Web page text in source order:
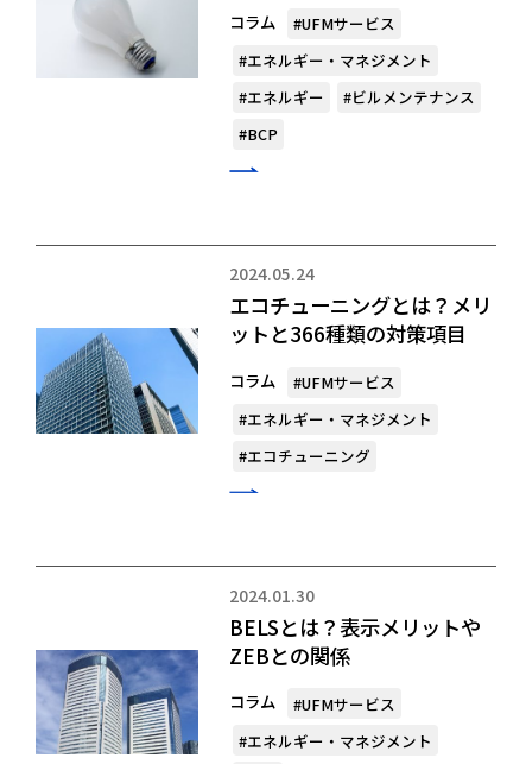
コラム
#UFMサービス
#エネルギー・マネジメント
#エネルギー
#ビルメンテナンス
#BCP
2024.05.24
エコチューニングとは？メリ
ットと366種類の対策項目
コラム
#UFMサービス
#エネルギー・マネジメント
#エコチューニング
2024.01.30
BELSとは？表示メリットや
ZEBとの関係
コラム
#UFMサービス
#エネルギー・マネジメント